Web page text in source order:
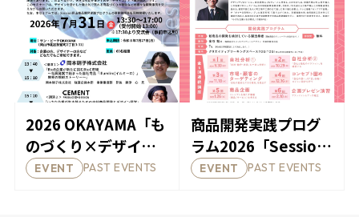
2026 OKAYAMA「も
のづくり×デザイン
セミナー」を開催し
EVENT PAST EVENTS
商品開発実践プログ
ラム2026「Session
岡山」の受講者を募
EVENT PAST EVENTS